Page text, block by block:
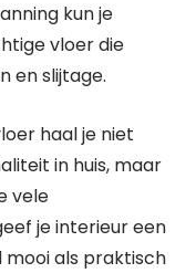
kun je
vloer die
en slijtage.
haal je niet
in huis, maar
vele
je interieur een
als praktisch